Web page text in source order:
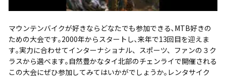
マウンテンバイクが好きならどなたでも参加できる､MTB好きの
ための大会です｡2000年からスタートし､来年で13回目を迎えま
す｡実力に合わせてインターナショナル、スポーツ、ファンの３ク
ラスから選べます｡自然豊かなタイ北部のチェンライで開催される
この大会にぜひ参加してみてはいかがでしょうか｡レンタサイク